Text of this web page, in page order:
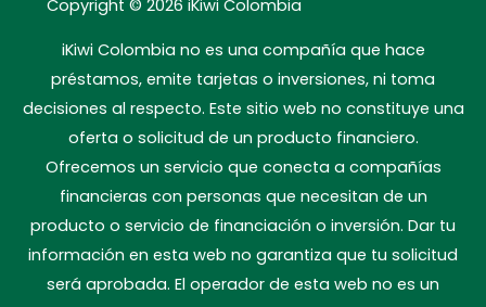
Copyright © 2026 iKiwi Colombia
iKiwi Colombia no es una compañía que hace
préstamos, emite tarjetas o inversiones, ni toma
decisiones al respecto. Este sitio web no constituye una
oferta o solicitud de un producto financiero.
Ofrecemos un servicio que conecta a compañías
financieras con personas que necesitan de un
producto o servicio de financiación o inversión. Dar tu
información en esta web no garantiza que tu solicitud
será aprobada. El operador de esta web no es un